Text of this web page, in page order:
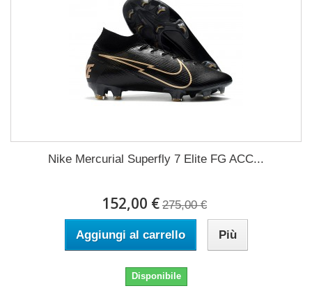
Nike Mercurial Superfly 7 Elite FG ACC...
152,00 € 275,00 €
Aggiungi al carrello Più
Disponibile